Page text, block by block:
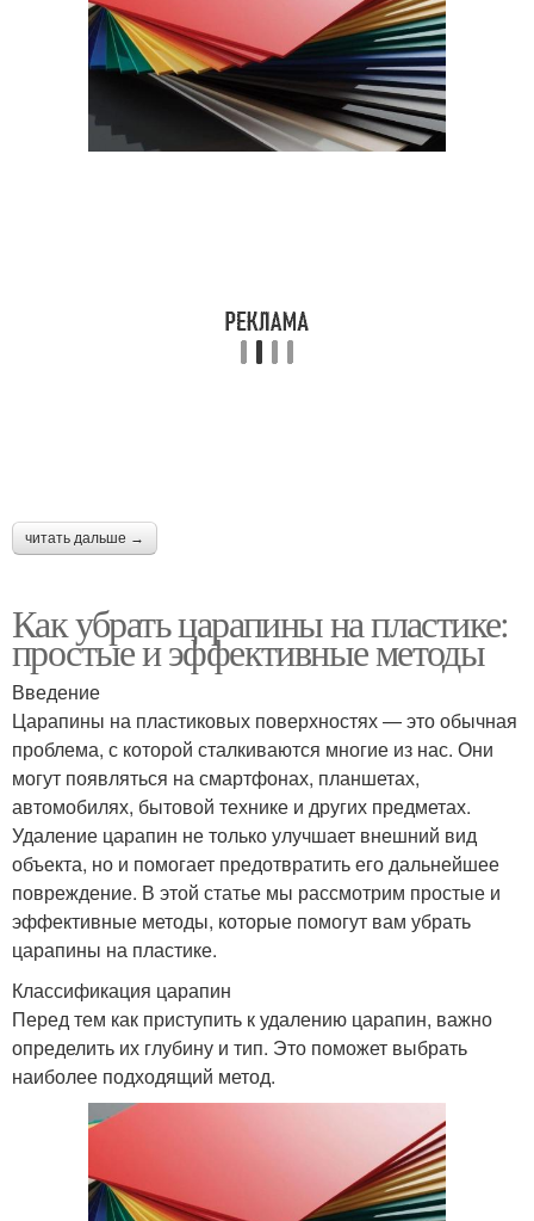
читать дальше →
Как убрать царапины на пластике:
простые и эффективные методы
Введение
Царапины на пластиковых поверхностях — это обычная
проблема, с которой сталкиваются многие из нас. Они
могут появляться на смартфонах, планшетах,
автомобилях, бытовой технике и других предметах.
Удаление царапин не только улучшает внешний вид
объекта, но и помогает предотвратить его дальнейшее
повреждение. В этой статье мы рассмотрим простые и
эффективные методы, которые помогут вам убрать
царапины на пластике.
Классификация царапин
Перед тем как приступить к удалению царапин, важно
определить их глубину и тип. Это поможет выбрать
наиболее подходящий метод.